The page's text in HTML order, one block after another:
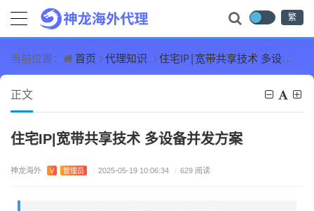
繁
当前位置： 首页 代理知识 住宅IP|宽带共享技术 多设备并发方案
正文
住宅IP|宽带共享技术 多设备并发方案
神龙海外 V 管理员 / 2025-05-19 10:06:34 / 629 阅读